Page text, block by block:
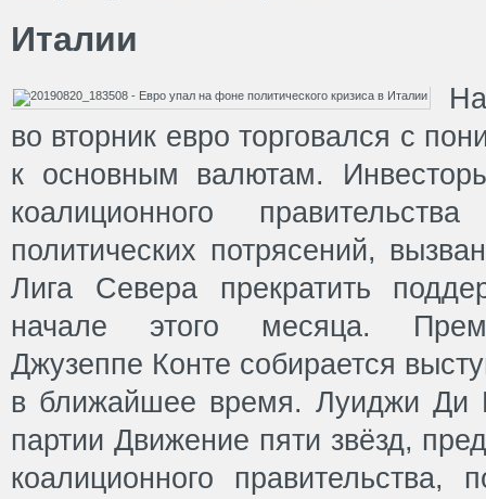
Италии
во вторник евро торговался с
к основным валютам.
коалиционного
политических потрясений,
Лига Севера прекратить
начале этого месяца.
Джузеппе Конте собирается
в ближайшее время. Луиджи Ди
партии Движение пяти звёзд,
коалиционного правительства,